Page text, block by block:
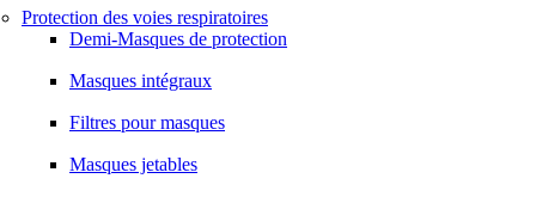
Protection des voies respiratoires
Demi-Masques de protection
Masques intégraux
Filtres pour masques
Masques jetables